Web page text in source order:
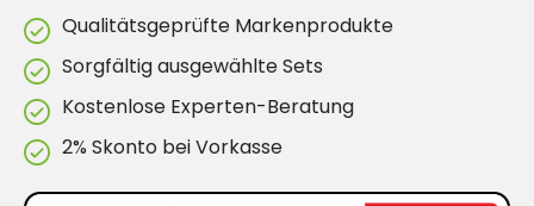
Qualitätsgeprüfte Markenprodukte
Sorgfältig ausgewählte Sets
Kostenlose Experten-Beratung
2% Skonto bei Vorkasse